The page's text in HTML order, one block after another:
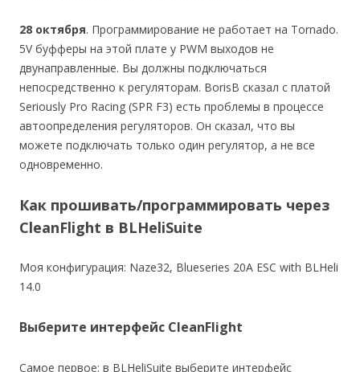
28 октября. Программирование не работает на Tornado.
5V буфферы на этой плате у PWM выходов не
двунаправленные. Вы должны подключаться
непосредственно к регуляторам. BorisB сказал с платой
Seriously Pro Racing (SPR F3) есть проблемы в процессе
автоопределения регуляторов. Он сказал, что вы
можете подключать только один регулятор, а не все
одновременно.
Как прошивать/программировать через
CleanFlight в BLHeliSuite
Моя конфигурация: Naze32, Blueseries 20A ESC with BLHeli
14.0
Выберите интерфейс CleanFlight
Самое первое: в BLHeliSuite выберите интерфейс